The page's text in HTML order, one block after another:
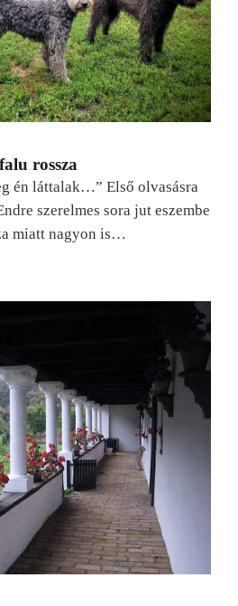
rossza
én láttalak…” Első olvasásra
szerelmes sora jut eszembe
miatt nagyon is…